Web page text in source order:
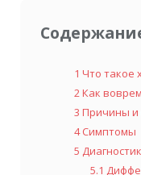
1 Что такое
2Как
3 Причины и
4Симптомы
5
5.1